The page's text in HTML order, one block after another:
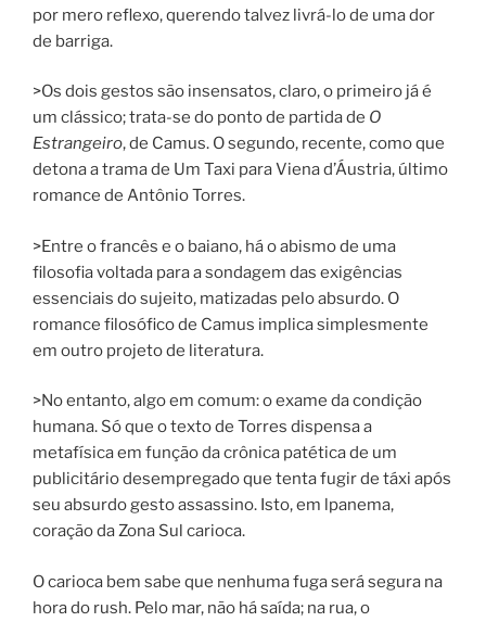
por mero reflexo, querendo talvez livrá-lo de uma dor
de barriga.
>Os dois gestos são insensatos, claro, o primeiro já é
um clássico; trata-se do ponto de partida de O
Estrangeiro, de Camus. O segundo, recente, como que
detona a trama de Um Taxi para Viena d’Áustria, último
romance de Antônio Torres.
>Entre o francês e o baiano, há o abismo de uma
filosofia voltada para a sondagem das exigências
essenciais do sujeito, matizadas pelo absurdo. O
romance filosófico de Camus implica simplesmente
em outro projeto de literatura.
>No entanto, algo em comum: o exame da condição
humana. Só que o texto de Torres dispensa a
metafísica em função da crônica patética de um
publicitário desempregado que tenta fugir de táxi após
seu absurdo gesto assassino. Isto, em lpanema,
coração da Zona Sul carioca.
O carioca bem sabe que nenhuma fuga será segura na
hora do rush. Pelo mar, não há saída; na rua, o